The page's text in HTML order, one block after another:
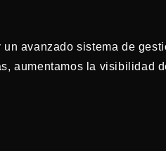
avanzado sistema de
aumentamos la visibilidad